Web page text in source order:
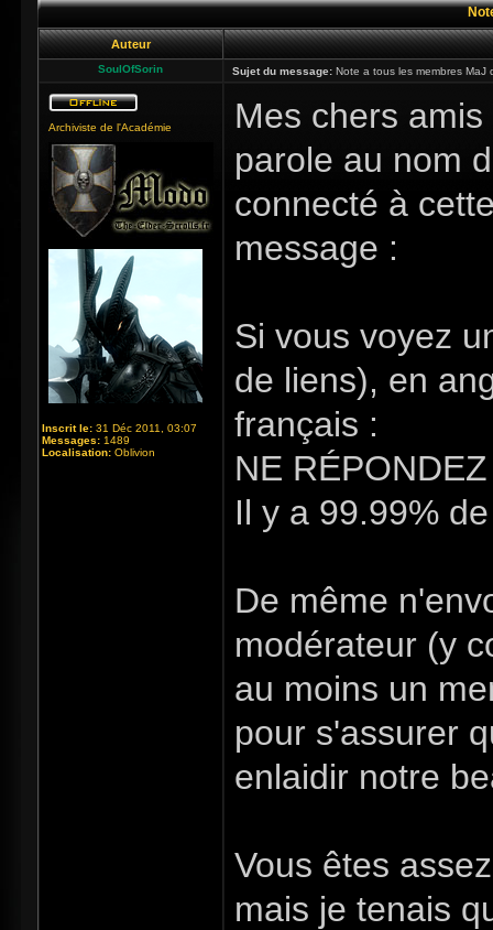
Auteur
SoulOfSorin Sujet du message: Note a tous les membres MaJ
Archiviste de l'Académie
Inscrit le: 31 Déc 2011, 03:07
Messages: 1489
Localisation: Oblivion
Mes chers
parole au nom
connecté à
message :
Si vous voyez
de liens), en
français :
NE
Il y a 99.99%
De même
modérateur (y
au moins un
pour s'assurer
enlaidir notre
Vous êtes
mais je tenais